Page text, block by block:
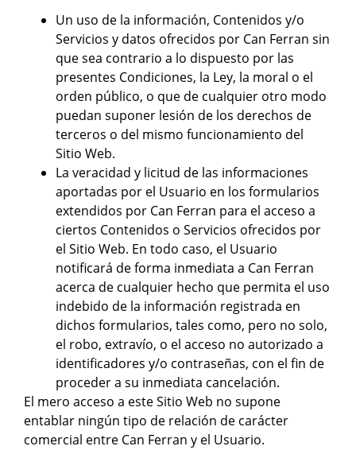
Un uso de la información, Contenidos y/o
Servicios y datos ofrecidos por Can Ferran sin
que sea contrario a lo dispuesto por las
presentes Condiciones, la Ley, la moral o el
orden público, o que de cualquier otro modo
puedan suponer lesión de los derechos de
terceros o del mismo funcionamiento del
Sitio Web.
La veracidad y licitud de las informaciones
aportadas por el Usuario en los formularios
extendidos por Can Ferran para el acceso a
ciertos Contenidos o Servicios ofrecidos por
el Sitio Web. En todo caso, el Usuario
notificará de forma inmediata a Can Ferran
acerca de cualquier hecho que permita el uso
indebido de la información registrada en
dichos formularios, tales como, pero no solo,
el robo, extravío, o el acceso no autorizado a
identificadores y/o contraseñas, con el fin de
proceder a su inmediata cancelación.
El mero acceso a este Sitio Web no supone
entablar ningún tipo de relación de carácter
comercial entre Can Ferran y el Usuario.